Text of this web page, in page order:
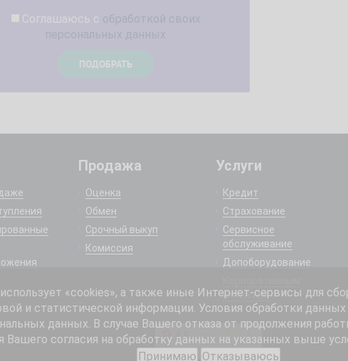
Соглашаюсь с обработкой своих
персональных данных
Продажа
Оценка
Обмен
Срочный выкуп
Комиссия
Услуги
Кредит
Страхование
Сервисное
обслуживание
Допоборудование
клиентам
«cookies», а также иные Интернет-сервисы для
и статистической информации. Условия обработки
данных. В случае Вашего отказа от продолжения
Вашего согласия на обработку данных на указанных выше
Принимаю Отказываюсь